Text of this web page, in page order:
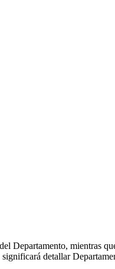
Departamento, mientras
detallar